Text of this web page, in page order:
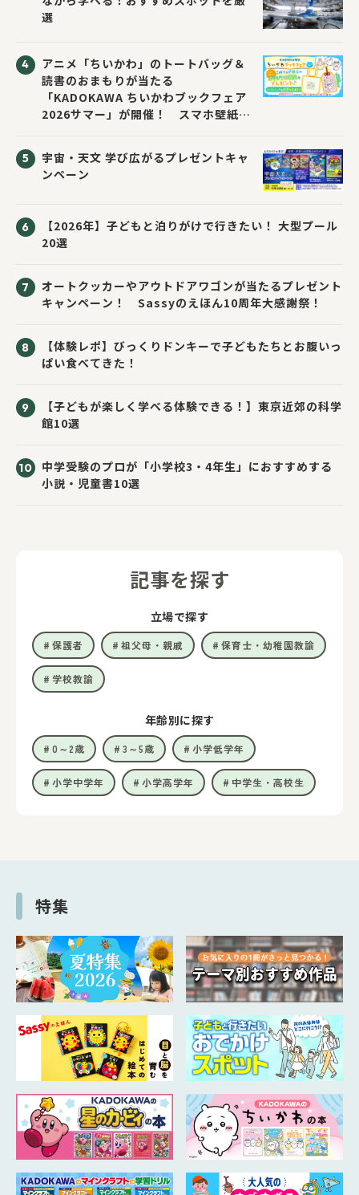
選
アニメ「ちいかわ」のトートバッグ＆
読書のおまもりが当たる
「KADOKAWA ちいかわブックフェア
2026サマー」が開催！ スマホ壁紙は
宇宙・天文 学び広がるプレゼントキャ
ンペーン
【2026年】子どもと泊りがけで行きたい！ 大型プール
20選
オートクッカーやアウトドアワゴンが当たるプレゼント
キャンペーン！ Sassyのえほん10周年大感謝祭！
【体験レポ】びっくりドンキーで子どもたちとお腹いっ
ぱい食べてきた！
【子どもが楽しく学べる体験できる！】東京近郊の科学
館10選
中学受験のプロが「小学校3・4年生」におすすめする
小説・児童書10選
記事を探す
立場で探す
保護者 祖父母・親戚 保育士・幼稚園教諭
学校教諭
年齢別に探す
0～2歳 3～5歳 小学低学年
小学中学年 小学高学年 中学生・高校生
特集